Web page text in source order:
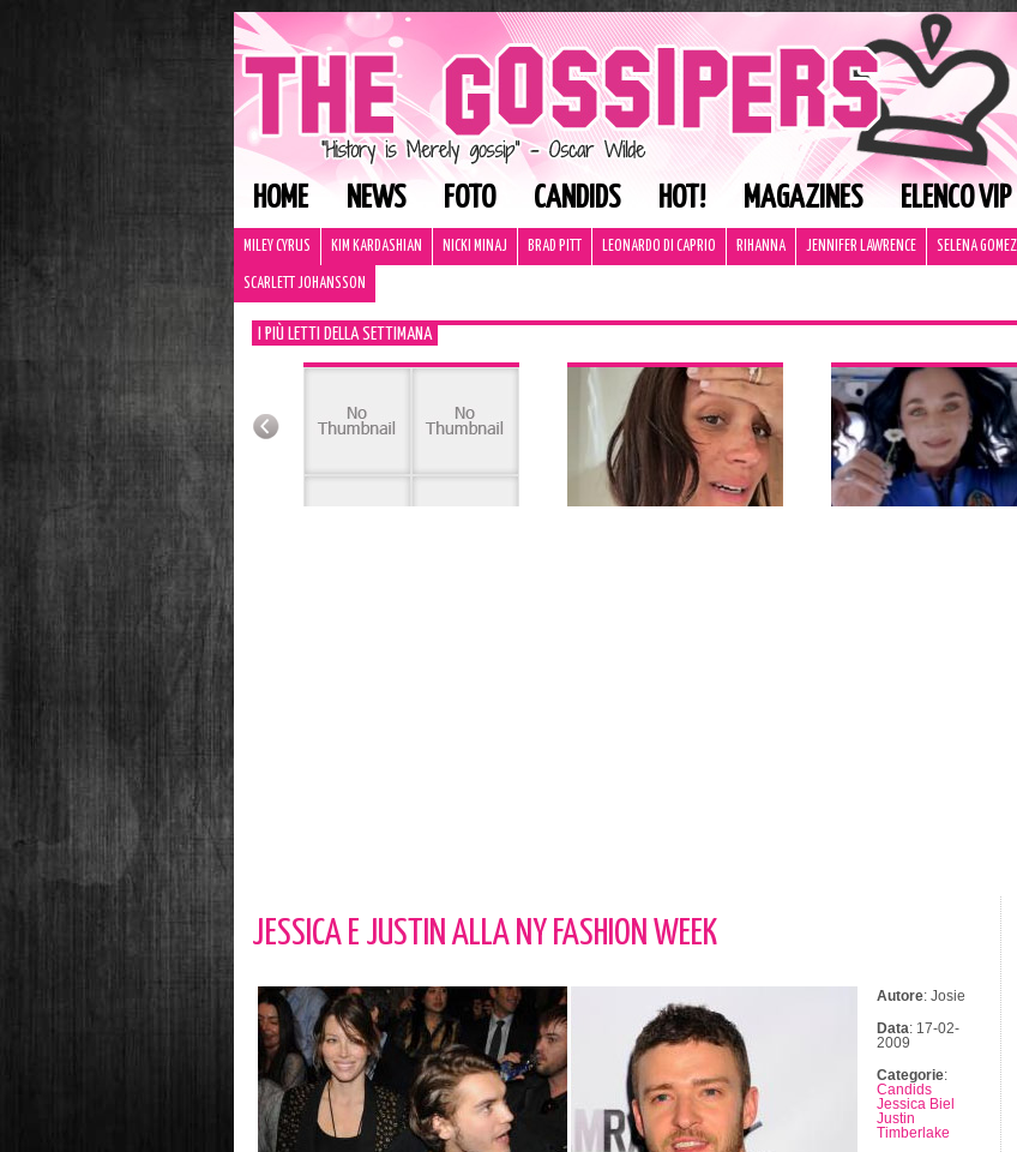
HOME NEWS FOTO CANDIDS HOT! MAGAZINES ELENCO VIP
MILEY CYRUS KIM KARDASHIAN NICKI MINAJ BRAD PITT LEONARDO DI CAPRIO RIHANNA JENNIFER LAWRENCE SELENA GOMEZ
SCARLETT JOHANSSON
I PIÙ LETTI DELLA SETTIMANA
JESSICA E JUSTIN ALLA NY FASHION WEEK
Autore: Josie
Data: 17-02-
2009
Categorie:
Candids
Jessica Biel
Justin
Timberlake